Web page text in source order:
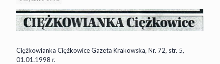
Ciężkowianka Ciężkowice Gazeta Krakowska, Nr. 72, str. 5,
01.01.1998 r.